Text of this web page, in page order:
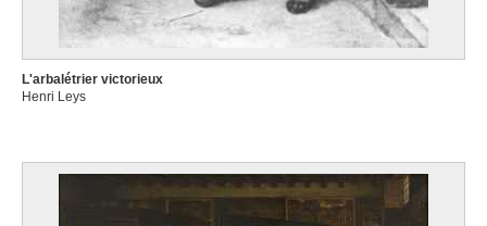
L'arbalétrier victorieux
Henri Leys